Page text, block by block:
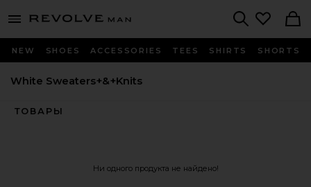
menu - shows more content
Revolve
NEW SHOES ACCESSORIES TEES SHIRTS SHORTS
White Sweaters+&+Knits
ТОВАРЫ
Ни одного продукта не найдено!